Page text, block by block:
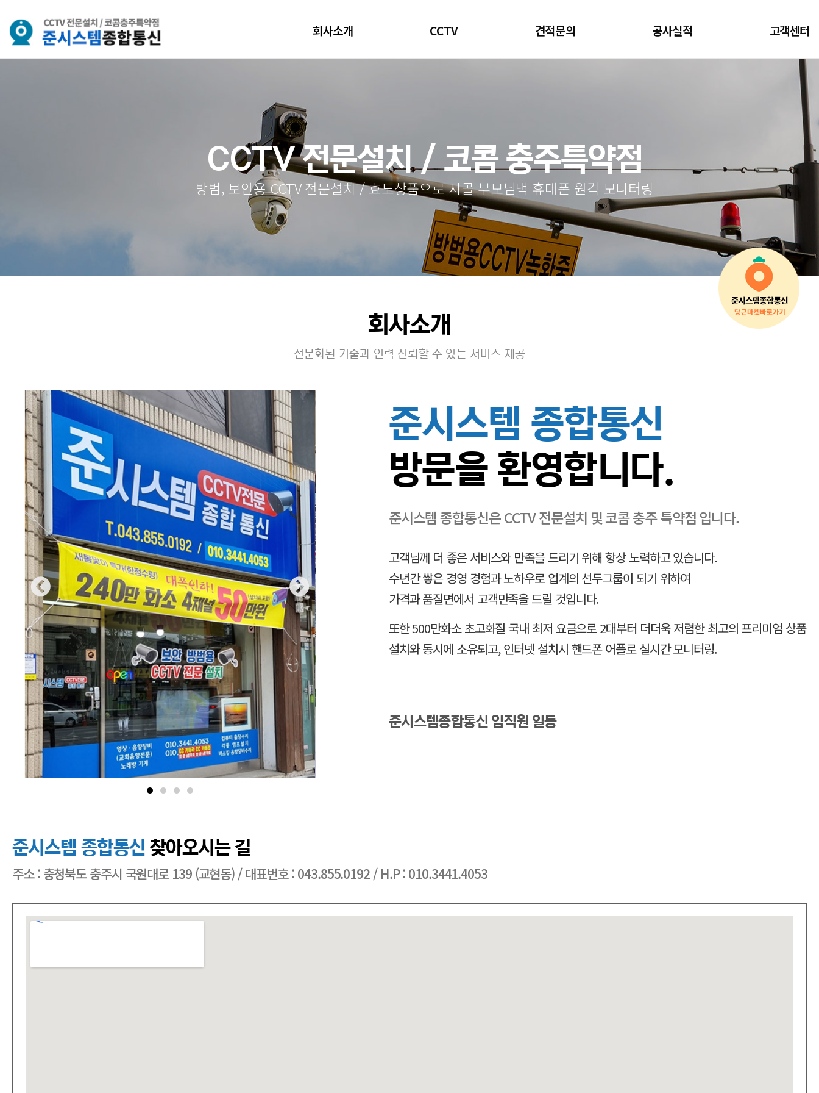
회사소개 CCTV 견적문의 공사실적 고객센터
CCTV 전문설치 / 코콤 충주특약점
방범, 보안용 CCTV 전문설치 / 효도상품으로 시골 부모님댁 휴대폰 원격 모니터링
회사소개
전문화된 기술과 인력 신뢰할 수 있는 서비스 제공
준시스템 종합통신
방문을 환영합니다.
준시스템 종합통신은 CCTV 전문설치 및 코콤 충주 특약점 입니다.
고객님께 더 좋은 서비스와 만족을 드리기 위해 항상 노력하고 있습니다.
수년간 쌓은 경영 경험과 노하우로 업계의 선두그룹이 되기 위하여
가격과 품질면에서 고객만족을 드릴 것입니다.
또한 500만화소 초고화질 국내 최저 요금으로 2대부터 더더욱 저렴한 최고의 프리미엄 상품
설치와 동시에 소유되고, 인터넷 설치시 핸드폰 어플로 실시간 모니터링.
준시스템종합통신 임직원 일동
준시스템 종합통신찾아오시는 길
주소 : 충청북도 충주시 국원대로 139 (교현동) / 대표번호 : 043.855.0192 / H.P : 010.3441.4053